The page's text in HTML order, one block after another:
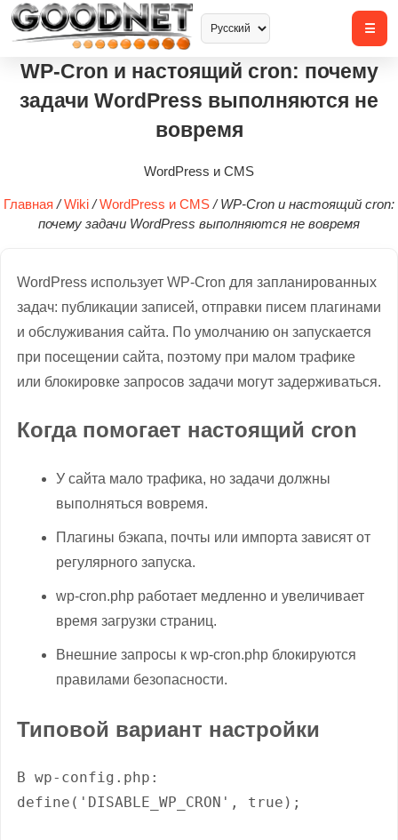
WP-Cron и настоящий cron: почему
задачи WordPress выполняются не
вовремя
WordPress и CMS
Главная / Wiki / WordPress и CMS / WP-Cron и настоящий cron:
почему задачи WordPress выполняются не вовремя
WordPress использует WP-Cron для запланированных
задач: публикации записей, отправки писем плагинами
и обслуживания сайта. По умолчанию он запускается
при посещении сайта, поэтому при малом трафике
или блокировке запросов задачи могут задерживаться.
Когда помогает настоящий cron
У сайта мало трафика, но задачи должны
выполняться вовремя.
Плагины бэкапа, почты или импорта зависят от
регулярного запуска.
wp-cron.php работает медленно и увеличивает
время загрузки страниц.
Внешние запросы к wp-cron.php блокируются
правилами безопасности.
Типовой вариант настройки
В wp-config.php:
define('DISABLE_WP_CRON', true);